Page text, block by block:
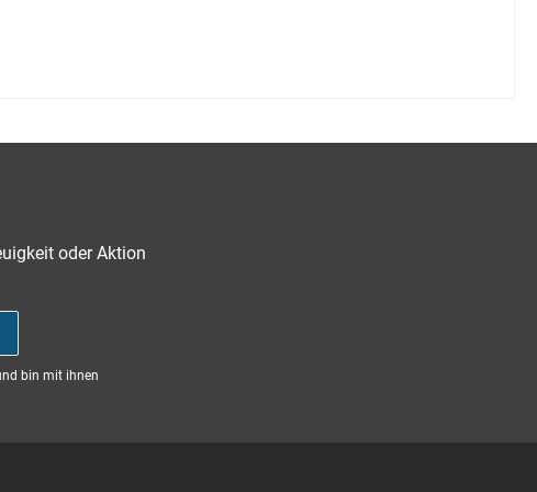
oder Aktion
bin mit ihnen